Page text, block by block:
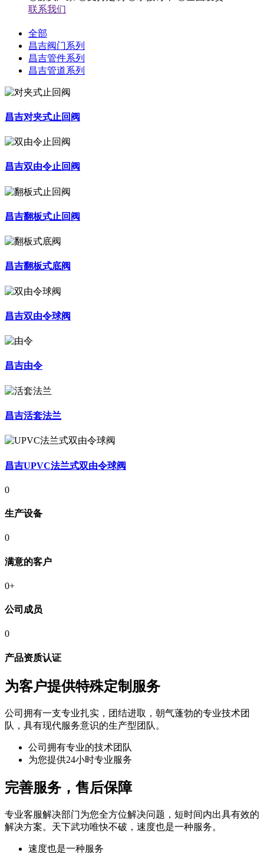
联系我们
全部
昌吉阀门系列
昌吉管件系列
昌吉管道系列
昌吉对夹式止回阀
昌吉双由令止回阀
昌吉翻板式止回阀
昌吉翻板式底阀
昌吉双由令球阀
昌吉由令
昌吉活套法兰
昌吉UPVC法兰式双由令球阀
0
生产设备
0
满意的客户
0+
公司成员
0
产品资质认证
为客户提供特殊定制服务
公司拥有一支专业扎实，团结进取，朝气蓬勃的专业技术团
队，具有现代服务意识的生产型团队。
公司拥有专业的技术团队
为您提供24小时专业服务
完善服务，售后保障
专业客服解决部门为您全方位解决问题，短时间内出具有效的
解决方案。天下武功唯快不破，速度也是一种服务。
速度也是一种服务